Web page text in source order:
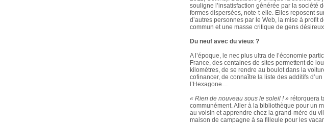
souligne l’insatisfaction générée par la société
formes dispersées, note-t-elle. Elles reposent
d’autres personnes par le Web, la mise à profit
commun et une masse critique de gens
Du neuf avec du vieux ?
A l’époque, le nec plus ultra de l’économie
France, des centaines de sites permettent de
kilomètres, de se rendre au boulot dans la
cofinancer, de connaître la liste des additifs
l’Hexagone…
« Rien de nouveau sous le soleil ! » rétorquera
communément. Aller à la bibliothèque pour un
au voisin et apprendre chez la grand-mère du
maison de campagne à sa filleule pour les